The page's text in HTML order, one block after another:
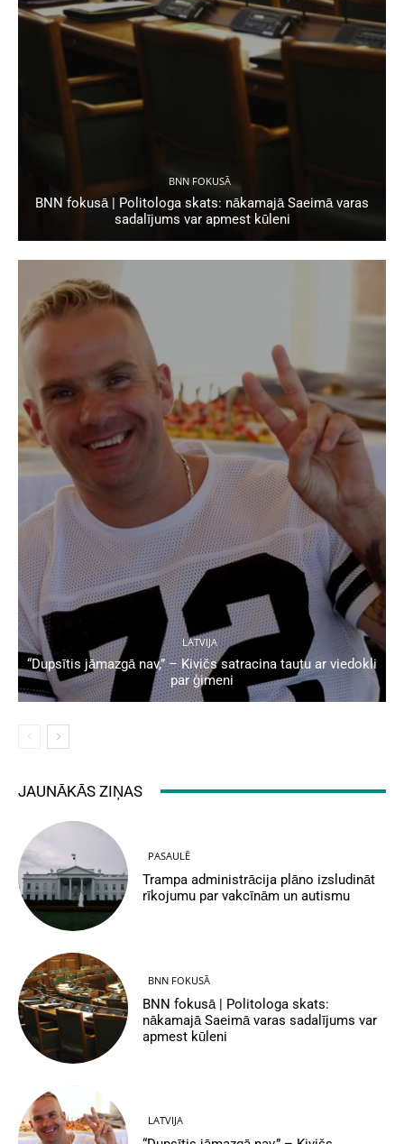
BNN FOKUSĀ
BNN fokusā | Politologa skats: nākamajā Saeimā varas
sadalījums var apmest kūleni
LATVIJA
“Dupsītis jāmazgā nav,” – Kivičs satracina tautu ar viedokli
par ģimeni
JAUNĀKĀS ZIŅAS
PASAULĒ
Trampa administrācija plāno izsludināt
rīkojumu par vakcīnām un autismu
BNN FOKUSĀ
BNN fokusā | Politologa skats:
nākamajā Saeimā varas sadalījums var
apmest kūleni
LATVIJA